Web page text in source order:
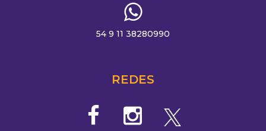
54 9 11 38280990
REDES